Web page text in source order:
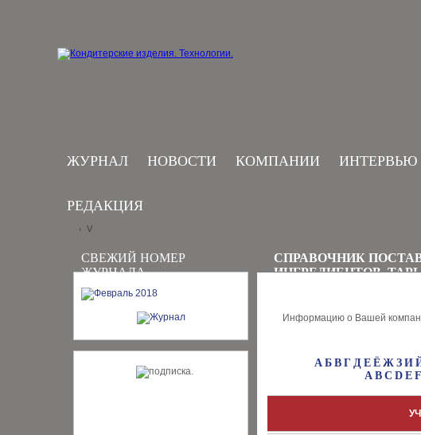
ЖУРНАЛ НОВОСТИ КОМПАНИИ ИНТЕРВЬЮ
РЕДАКЦИЯ
СВЕЖИЙ НОМЕР
ЖУРНАЛА
› V
СПРАВОЧНИК
ИНГРЕДИЕНТОВ,
Информацию о Вашей
А Б В Г Д Е Ё Ж З И
A B C D E F